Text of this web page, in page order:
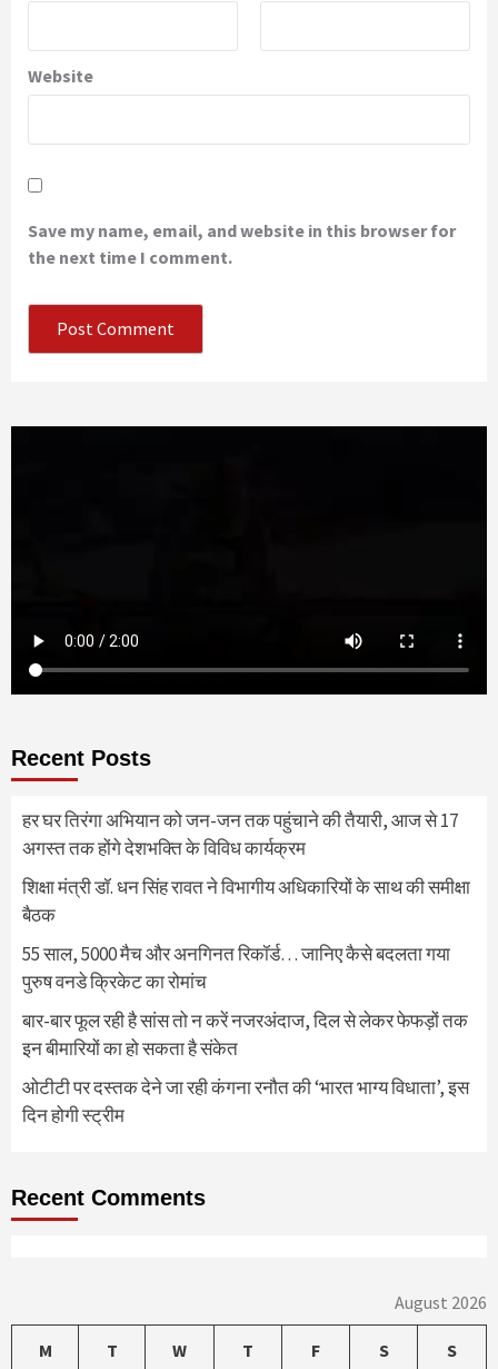
Website
Save my name, email, and website in this browser for
the next time I comment.
Recent Posts
हर घर तिरंगा अभियान को जन-जन तक पहुंचाने की तैयारी, आज से 17
अगस्त तक होंगे देशभक्ति के विविध कार्यक्रम
शिक्षा मंत्री डॉ. धन सिंह रावत ने विभागीय अधिकारियों के साथ की समीक्षा
बैठक
55 साल, 5000 मैच और अनगिनत रिकॉर्ड… जानिए कैसे बदलता गया
पुरुष वनडे क्रिकेट का रोमांच
बार-बार फूल रही है सांस तो न करें नजरअंदाज, दिल से लेकर फेफड़ों तक
इन बीमारियों का हो सकता है संकेत
ओटीटी पर दस्तक देने जा रही कंगना रनौत की ‘भारत भाग्य विधाता’, इस
दिन होगी स्ट्रीम
Recent Comments
August 2026
M T W T F S S